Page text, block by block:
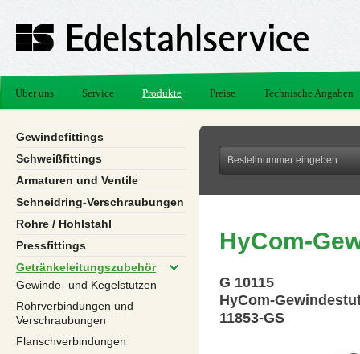
Über uns Service Produkte Preise Technische Angaben
Gewindefittings
Schweißfittings
Armaturen und Ventile
Schneidring-Verschraubungen
Rohre / Hohlstahl
Pressfittings
Getränkeleitungszubehör
Gewinde- und Kegelstutzen
Rohrverbindungen und
Verschraubungen
Flanschverbindungen
HyCom-
G 10115
HyCom-
11853-GS